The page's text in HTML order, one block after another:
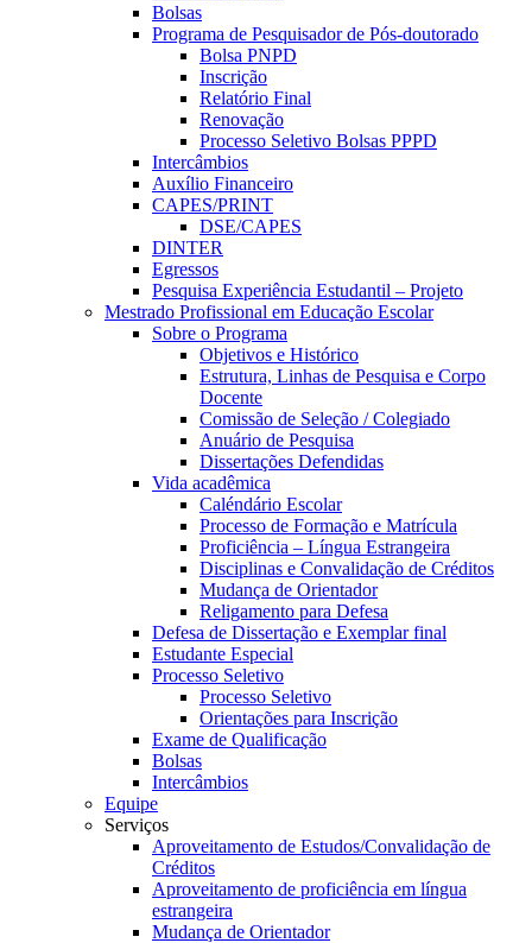
Bolsas
Programa de Pesquisador de Pós-doutorado
Bolsa PNPD
Inscrição
Relatório Final
Renovação
Processo Seletivo Bolsas PPPD
Intercâmbios
Auxílio Financeiro
CAPES/PRINT
DSE/CAPES
DINTER
Egressos
Pesquisa Experiência Estudantil – Projeto
Mestrado Profissional em Educação Escolar
Sobre o Programa
Objetivos e Histórico
Estrutura, Linhas de Pesquisa e Corpo
Docente
Comissão de Seleção / Colegiado
Anuário de Pesquisa
Dissertações Defendidas
Vida acadêmica
Caléndário Escolar
Processo de Formação e Matrícula
Proficiência – Língua Estrangeira
Disciplinas e Convalidação de Créditos
Mudança de Orientador
Religamento para Defesa
Defesa de Dissertação e Exemplar final
Estudante Especial
Processo Seletivo
Processo Seletivo
Orientações para Inscrição
Exame de Qualificação
Bolsas
Intercâmbios
Equipe
Serviços
Aproveitamento de Estudos/Convalidação de
Créditos
Aproveitamento de proficiência em língua
estrangeira
Mudança de Orientador